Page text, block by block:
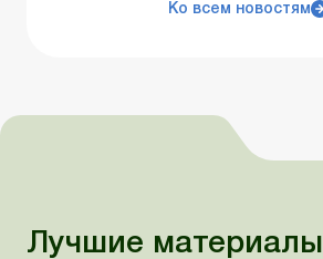
Ко всем новостям
Лучшие материалы